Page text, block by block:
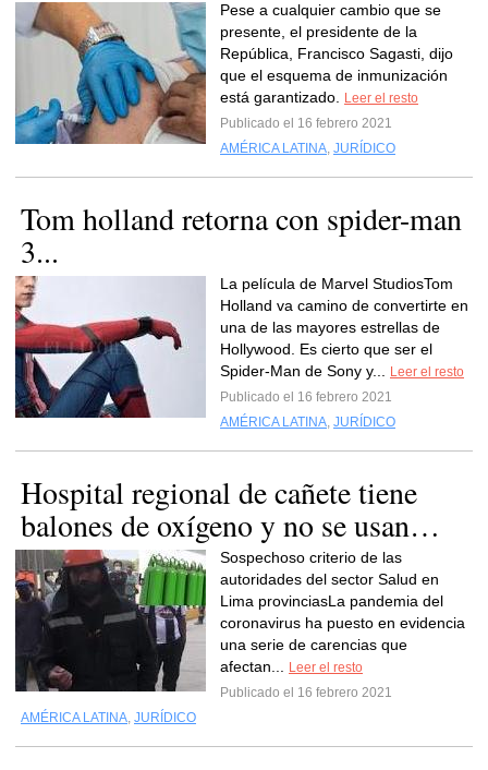
Pese a cualquier cambio que se
presente, el presidente de la
República, Francisco Sagasti, dijo
que el esquema de inmunización
está garantizado.
Leer el resto
Publicado el 16 febrero 2021
AMÉRICA LATINA, JURÍDICO
Tom holland retorna con spider-man
3...
La película de Marvel StudiosTom
Holland va camino de convertirte en
una de las mayores estrellas de
Hollywood. Es cierto que ser el
Spider-Man de Sony y...
Leer el resto
Publicado el 16 febrero 2021
AMÉRICA LATINA, JURÍDICO
Hospital regional de cañete tiene
balones de oxígeno y no se usan…
Sospechoso criterio de las
autoridades del sector Salud en
Lima provinciasLa pandemia del
coronavirus ha puesto en evidencia
una serie de carencias que
afectan...
Leer el resto
Publicado el 16 febrero 2021
AMÉRICA LATINA, JURÍDICO